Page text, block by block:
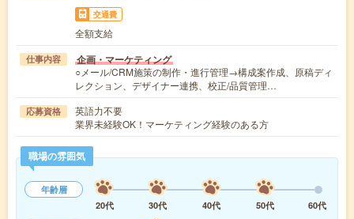
交通費
全額支給
仕事内容 企画・マーケティング
○メール/CRM施策の制作・進行管理→構成案作成、原稿ディ
レクション、デザイナー連携、校正/品質管理…
応募資格
英語力不要
業界未経験OK！マーケティング経験のある方
職場の雰囲気
年齢層
20代
30代 40代 50代
60代